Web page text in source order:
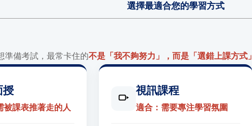
選擇最適合您的學習方式
準備考試，最常卡住的不是「我不夠努力」，而是「選錯上課方式」
授
被課表推著走的人
視訊課程
適合：需要專注學習氛圍